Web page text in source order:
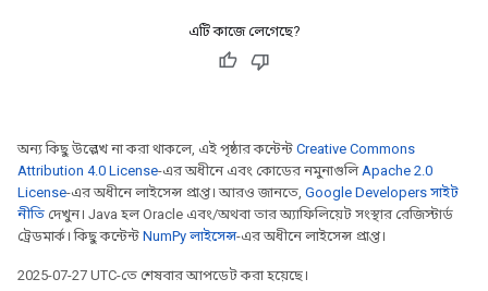
এটি কাজে লেগেছে?
অন্য কিছু উল্লেখ না করা থাকলে, এই পৃষ্ঠার কন্টেন্ট Creative Commons
Attribution 4.0 License-এর অধীনে এবং কোডের নমুনাগুলিApache 2.0
License-এর অধীনে লাইসেন্স প্রাপ্ত। আরও জানতে, Google Developers সাইট
নীতি দেখুন। Java হল Oracle এবং/অথবা তার অ্যাফিলিয়েট সংস্থার রেজিস্টার্ড
ট্রেডমার্ক। কিছু কন্টেন্ট NumPy লাইসেন্স-এর অধীনে লাইসেন্স প্রাপ্ত।
2025-07-27 UTC-তে শেষবার আপডেট করা হয়েছে।